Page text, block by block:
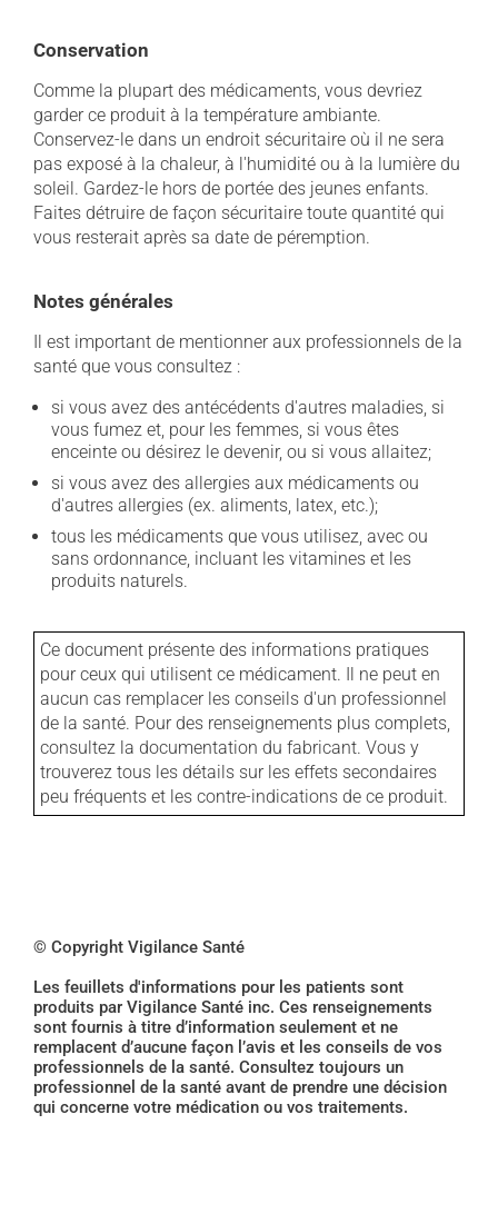
Conservation
Comme la plupart des médicaments, vous devriez
garder ce produit à la température ambiante.
Conservez-le dans un endroit sécuritaire où il ne sera
pas exposé à la chaleur, à l'humidité ou à la lumière du
soleil. Gardez-le hors de portée des jeunes enfants.
Faites détruire de façon sécuritaire toute quantité qui
vous resterait après sa date de péremption.
Notes générales
Il est important de mentionner aux professionnels de la
santé que vous consultez :
si vous avez des antécédents d'autres maladies, si
vous fumez et, pour les femmes, si vous êtes
enceinte ou désirez le devenir, ou si vous allaitez;
si vous avez des allergies aux médicaments ou
d'autres allergies (ex. aliments, latex, etc.);
tous les médicaments que vous utilisez, avec ou
sans ordonnance, incluant les vitamines et les
produits naturels.
Ce document présente des informations pratiques
pour ceux qui utilisent ce médicament. Il ne peut en
aucun cas remplacer les conseils d'un professionnel
de la santé. Pour des renseignements plus complets,
consultez la documentation du fabricant. Vous y
trouverez tous les détails sur les effets secondaires
peu fréquents et les contre-indications de ce produit.
© Copyright Vigilance Santé
Les feuillets d'informations pour les patients sont
produits par Vigilance Santé inc. Ces renseignements
sont fournis à titre d’information seulement et ne
remplacent d’aucune façon l’avis et les conseils de vos
professionnels de la santé. Consultez toujours un
professionnel de la santé avant de prendre une décision
qui concerne votre médication ou vos traitements.